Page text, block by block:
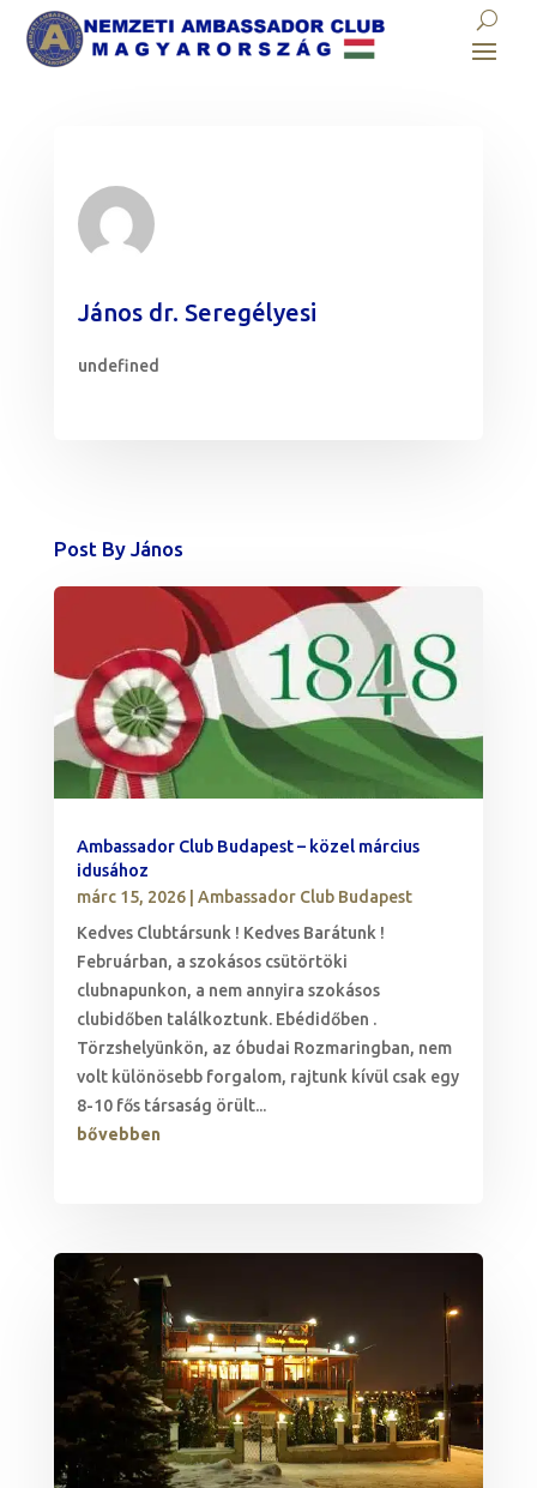
János dr. Seregélyesi
undefined
Post By János
Ambassador Club Budapest – közel március
idusához
márc 15, 2026| Ambassador Club Budapest
Kedves Clubtársunk ! Kedves Barátunk !
Februárban, a szokásos csütörtöki
clubnapunkon, a nem annyira szokásos
clubidőben találkoztunk. Ebédidőben .
Törzshelyünkön, az óbudai Rozmaringban, nem
volt különösebb forgalom, rajtunk kívül csak egy
8-10 fős társaság örült...
bővebben